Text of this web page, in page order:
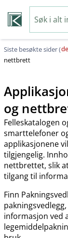
Siste besøkte sider (
nettbrett
og
Felleskatalogen
smarttelefoner
applikasjonene
tilgjengelig.
nettbrettet, slik
tilgang til
Finn
informasjon ved